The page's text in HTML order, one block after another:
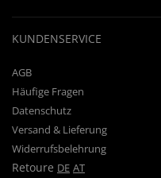
KUNDENSERVICE
AGB
Häufige Fragen
Datenschutz
Versand & Lieferung
Widerrufsbelehrung
Retoure DE AT